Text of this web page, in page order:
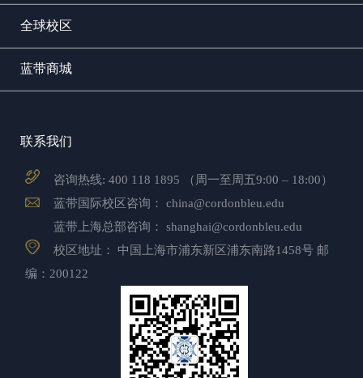
全球校区
蓝带商城
联系我们
咨询热线: 400 118 1895 （周一至周五9:00 – 18:00）
蓝带国际校区咨询： china@cordonbleu.edu
蓝带上海总部咨询： shanghai@cordonbleu.edu
校区地址： 中国上海市浦东新区浦东南路1458号 邮
编：200122